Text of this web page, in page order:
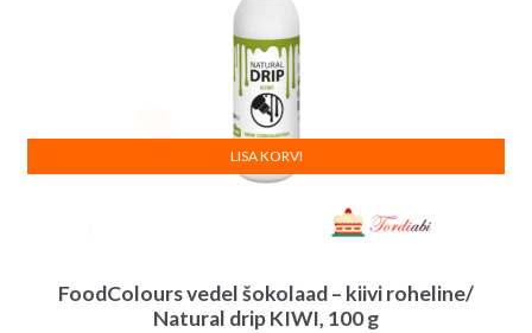
FoodColours vedel šokolaad – kiivi roheline/
Natural drip KIWI, 100 g
LISA KORVI